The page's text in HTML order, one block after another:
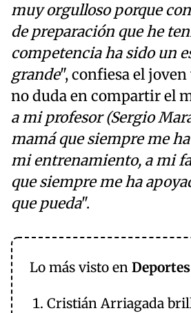
muy orgulloso porque
de preparación que he
competencia ha sido un
grande", confiesa el
no duda en compartir el
a mi profesor (Sergio
mamá que siempre me
mi entrenamiento, a mi
que siempre me ha
que pueda".
Lo más visto en Deportes
Cristián Arriagada